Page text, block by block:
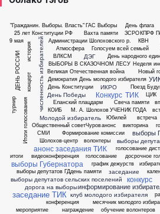
"Гражданин. Выборы. Власть"
25 лет Конституции РФ
9 мая
численность избирателей Администрации Шолоховского р.
Атмосфера
ВЛКСМ
ВЫБОРЫ В СКАЗОЧНОМ ЛЕСУ
Вахта памяти
Великая Отечественная война
ГАС Выборы
Голосуем всей семьей
ДЕНЬ РОССИИ ДЭГ
Демократия
День Конституции
День Победы
День молодого избирателя
День народного
День флага
Еланский плацдарм
ЗСРО
ИКРО
Итоги голосования
КВН
КОИБ
КПРФ
Конкурс
М. А. Шолохов
Молодой избиратель
Неделя
Новый
Общественный совет
Поезд
СМИ
Свеча памяти
ТИК
УЧЕНИК ГОДА
Формирование комиссии
ЦИК
Чуров
Шолохов-центр
Юбилей
анонс
анонс заседания ТИК
видеоконференция
викторина
волонтеры
встреча
выборы Губернатора
выборы
выборы
выборы депутатов ГД
выборы депутатов сельских поселений
голосование
голосование
график дежурств
день памяти
дорога на выборы
досрочное
заседание
заседание ТИК
информирование
история
итоги
клуб молодого избирателя
конкурс
конференция
концерт
мероприятие
месячник молодого
награждение обучение волонтеров
турнир